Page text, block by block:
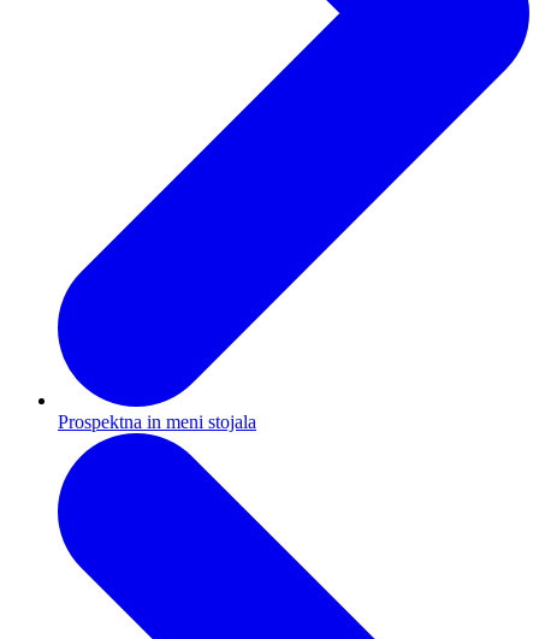
Prospektna in meni stojala